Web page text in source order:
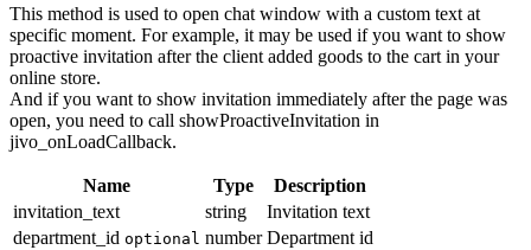
This method is used to open chat window with a custom text at
specific moment. For example, it may be used if you want to show
proactive invitation after the client added goods to the cart in your
online store.
And if you want to show invitation immediately after the page was
open, you need to call showProactiveInvitation in
jivo_onLoadCallback.
Name Type
Description
invitation_text
string
Invitation text
department_id optional number Department id